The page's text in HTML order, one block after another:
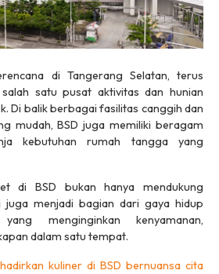
di Tangerang Selatan, terus
satu pusat aktivitas dan hunian
Di balik berbagai fasilitas canggih dan
mudah, BSD juga memiliki beragam
kebutuhan rumah tangga yang
di BSD bukan hanya mendukung
juga menjadi bagian dari gaya hidup
menginginkan kenyamanan,
dalam satu tempat.
kuliner di BSD bernuansa cita